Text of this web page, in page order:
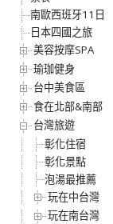
南歐西班牙11日
日本四國之旅
美容按摩SPA
瑜珈健身
台中美食區
食在北部&南部
台灣旅遊
彰化住宿
彰化景點
泡湯最推薦
玩在中台灣
玩在南台灣